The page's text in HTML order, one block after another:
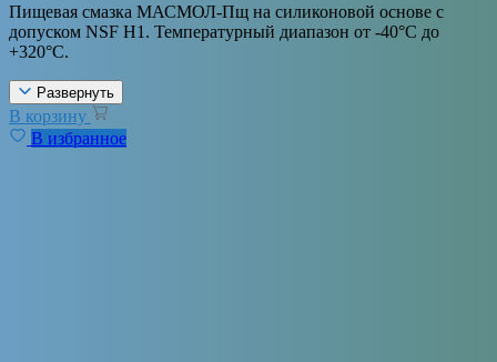
Пищевая смазка МАСМОЛ-Пщ на силиконовой основе с
допуском NSF H1. Температурный диапазон от -40°С до
+320°С.
Развернуть
В корзину
В избранное